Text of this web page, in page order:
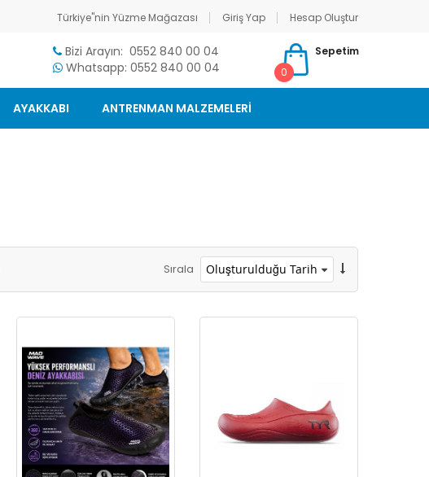
Türkiye"nin Yüzme Mağazası Giriş Yap
Hesap Oluştur
Bizi Arayın: 0552 840 00 04
Whatsapp: 0552 840 00 04
Sepetim
0
AYAKKABI ANTRENMAN MALZEMELERİ
Sırala